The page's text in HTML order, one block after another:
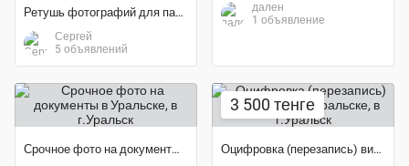
Ретушь фотографий для памятника
Сергей
5 объявлений
дален
1 объявление
Срочное фото на документы в Уральске
3 500 тенге
Оцифровка (перезапись) видеокассет в Уральске